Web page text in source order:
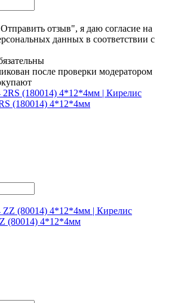
отзыв", я даю согласие на
данных в соответствии с
после проверки модератором
(180014) 4*12*4мм
(80014) 4*12*4мм